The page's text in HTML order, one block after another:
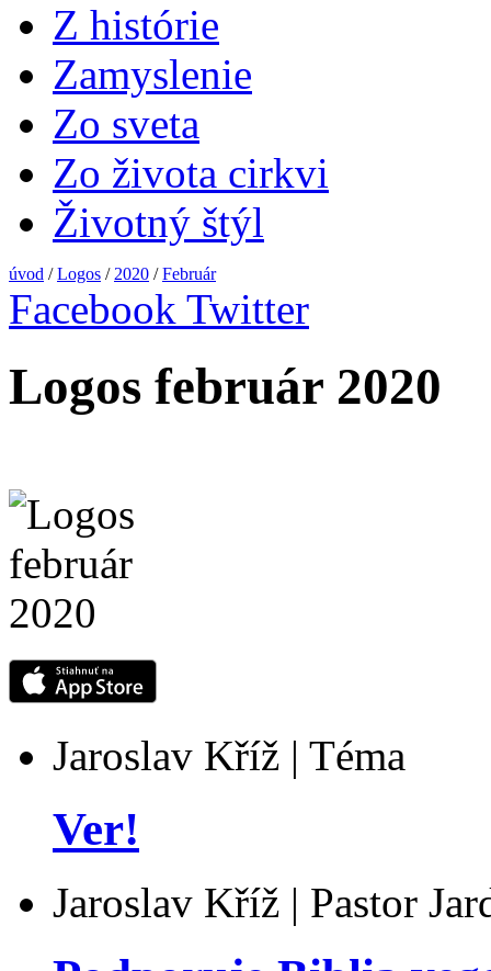
Z histórie
Zamyslenie
Zo sveta
Zo života cirkvi
Životný štýl
úvod /Logos / 2020 /Február
Facebook Twitter
Logos február 2020
Jaroslav Kříž | Téma
Ver!
Jaroslav Kříž | Pastor